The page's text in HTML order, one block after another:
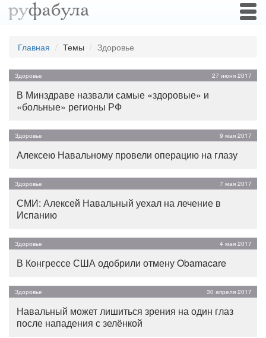
Главная Темы Здоровье
Здоровье 27 июня 2017
В Минздраве назвали самые «здоровые» и
«больные» регионы РФ
Здоровье 9 мая 2017
Алексею Навальному провели операцию на глазу
Здоровье 7 мая 2017
СМИ: Алексей Навальный уехал на лечение в
Испанию
Здоровье 4 мая 2017
В Конгрессе США одобрили отмену Obamacare
Здоровье 30 апреля 2017
Навальный может лишиться зрения на один глаз
после нападения с зелёнкой